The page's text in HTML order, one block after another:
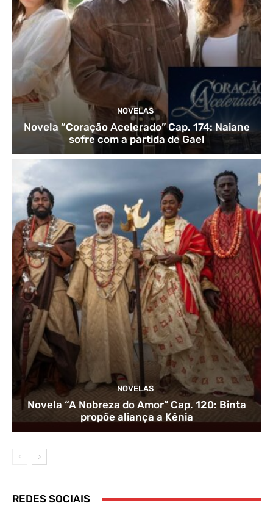
NOVELAS
Novela “Coração Acelerado” Cap. 174: Naiane
sofre com a partida de Gael
NOVELAS
Novela “A Nobreza do Amor” Cap. 120: Binta
propõe aliança a Kênia
REDES SOCIAIS